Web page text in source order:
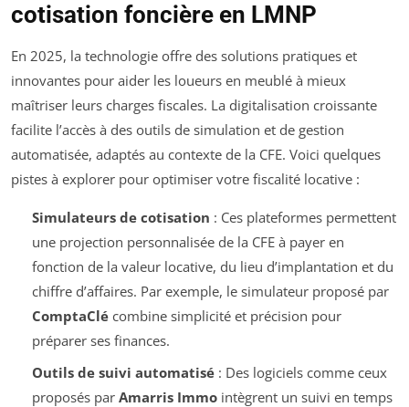
cotisation foncière en LMNP
En 2025, la technologie offre des solutions pratiques et
innovantes pour aider les loueurs en meublé à mieux
maîtriser leurs charges fiscales. La digitalisation croissante
facilite l’accès à des outils de simulation et de gestion
automatisée, adaptés au contexte de la CFE. Voici quelques
pistes à explorer pour optimiser votre fiscalité locative :
Simulateurs de cotisation : Ces plateformes permettent
une projection personnalisée de la CFE à payer en
fonction de la valeur locative, du lieu d’implantation et du
chiffre d’affaires. Par exemple, le simulateur proposé par
ComptaClécombine simplicité et précision pour
préparer ses finances.
Outils de suivi automatisé: Des logiciels comme ceux
proposés par Amarris Immointègrent un suivi en temps